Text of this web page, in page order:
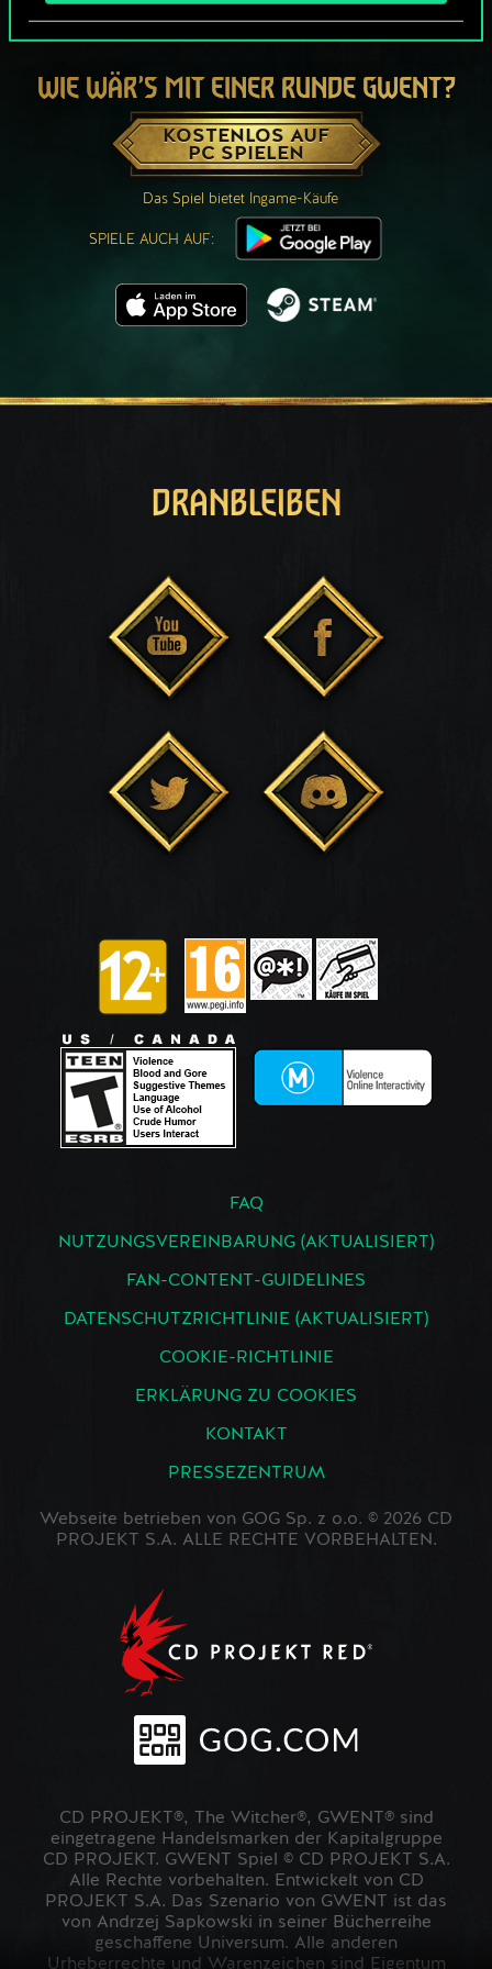
WIE WÄR’S MIT EINER RUNDE GWENT?
KOSTENLOS AUF
PC SPIELEN
Das Spiel bietet Ingame-Käufe
SPIELE AUCH AUF:
DRANBLEIBEN
FAQ
NUTZUNGSVEREINBARUNG (AKTUALISIERT)
FAN-CONTENT-GUIDELINES
DATENSCHUTZRICHTLINIE (AKTUALISIERT)
COOKIE-RICHTLINIE
ERKLÄRUNG ZU COOKIES
KONTAKT
PRESSEZENTRUM
Webseite betrieben von GOG Sp. z o.o. © 2026 CD
PROJEKT S.A. ALLE RECHTE VORBEHALTEN.
CD PROJEKT®, The Witcher®, GWENT® sind
eingetragene Handelsmarken der Kapitalgruppe
CD PROJEKT. GWENT Spiel © CD PROJEKT S.A.
Alle Rechte vorbehalten. Entwickelt von CD
PROJEKT S.A. Das Szenario von GWENT ist das
von Andrzej Sapkowski in seiner Bücherreihe
geschaffene Universum. Alle anderen
Urheberrechte und Warenzeichen sind Eigentum